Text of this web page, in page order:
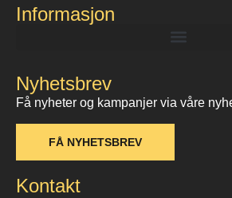
Informasjon
Nyhetsbrev
Få nyheter og kampanjer via våre
FÅ NYHETSBREV
Kontakt